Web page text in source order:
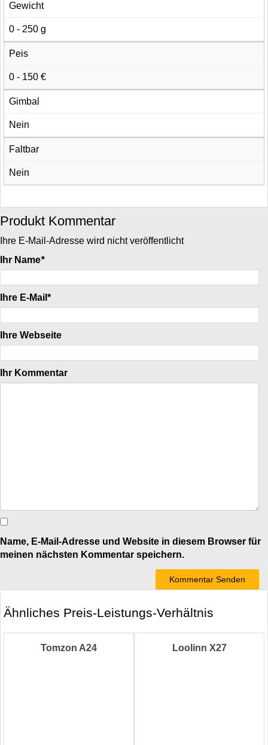
Gewicht
0 - 250 g
Peis
0 - 150 €
Gimbal
Nein
Faltbar
Nein
Produkt Kommentar
Ihre E-Mail-Adresse wird nicht veröffentlicht
Ihr Name*
Ihre E-Mail*
Ihre Webseite
Ihr Kommentar
Name, E-Mail-Adresse und Website in diesem Browser für
meinen nächsten Kommentar speichern.
Ähnliches Preis-Leistungs-Verhältnis
Tomzon A24 Loolinn X27